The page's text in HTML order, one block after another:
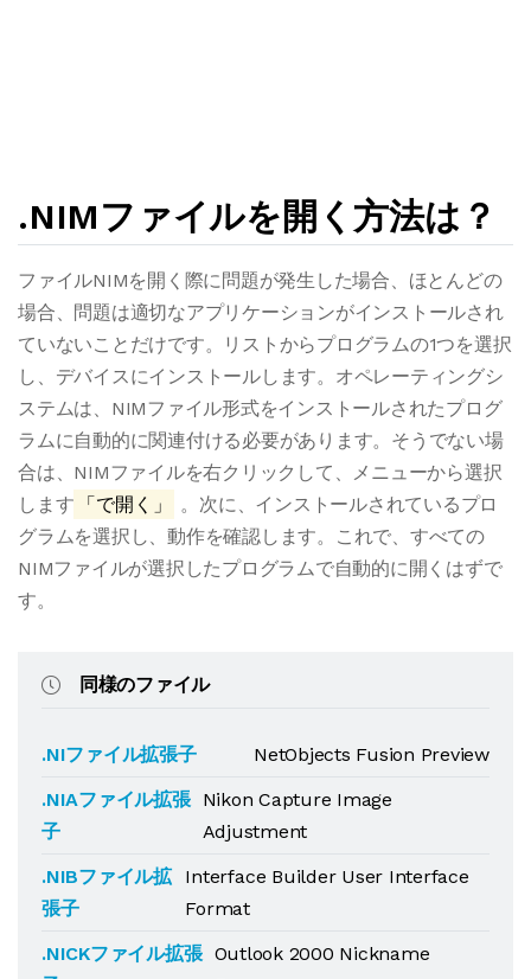
.NIMファイルを開く方法は？
ファイルNIMを開く際に問題が発生した場合、ほとんどの
場合、問題は適切なアプリケーションがインストールされ
ていないことだけです。リストからプログラムの1つを選択
し、デバイスにインストールします。オペレーティングシ
ステムは、NIMファイル形式をインストールされたプログ
ラムに自動的に関連付ける必要があります。そうでない場
合は、NIMファイルを右クリックして、メニューから選択
します
「で開く」
。次に、インストールされているプロ
グラムを選択し、動作を確認します。これで、すべての
NIMファイルが選択したプログラムで自動的に開くはずで
す。
同様のファイル
.NIファイル拡張子
NetObjects Fusion Preview
.NIAファイル拡張
子
Nikon Capture Image
Adjustment
.NIBファイル拡
張子
Interface Builder User Interface
Format
.NICKファイル拡張 Outlook 2000 Nickname